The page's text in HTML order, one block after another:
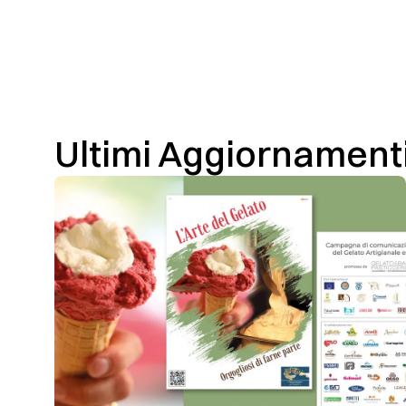
Ultimi